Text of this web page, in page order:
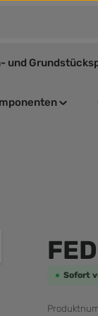
und
Sofort